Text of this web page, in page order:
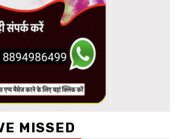
MISSED